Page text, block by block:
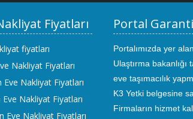
Fiyatları
fiyatları
Nakliyat Fiyatları
Eve Nakliyat Fiyatları
Nakliyat Fiyatları
Eve Nakliyat Fiyatları
Portal
Portalımızda yer
Ulaştırma bakanlığı
eve taşımacılık
K3 Yetki belgesine
Firmaların hizmet